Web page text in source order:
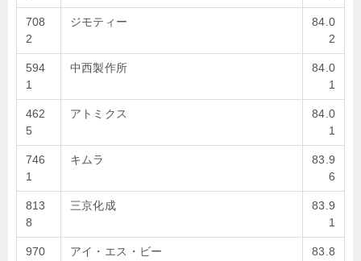
708
2
ジモティー
84.0
2
594
1
中西製作所
84.0
1
462
5
アトミクス
84.0
1
746
1
キムラ
83.9
6
813
8
三京化成
83.9
1
970
アイ・エス・ビー
83.8